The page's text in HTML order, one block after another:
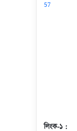
57
লিংক-১ :